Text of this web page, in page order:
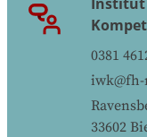
0381
33602